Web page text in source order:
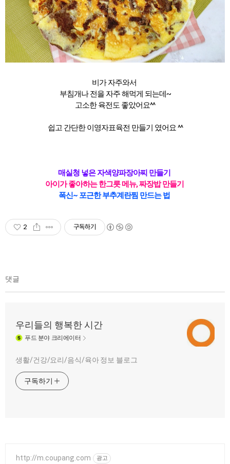
비가 자주와서
부침개나 전을 자주 해먹게 되는데~
고소한 육전도 좋았어요^^
쉽고 간단한 이영자표육전 만들기 였어요 ^^
매실청 넣은 자색양파장아찌 만들기
아이가 좋아하는 한그릇 메뉴, 짜장밥 만들기
폭신~ 포근한 부추계란찜 만드는 법
2 구독하기
댓글
우리들의 행복한 시간
푸드 분야 크리에이터
생활/건강/요리/음식/육아 정보 블로그
구독하기
http://m.coupang.com 광고